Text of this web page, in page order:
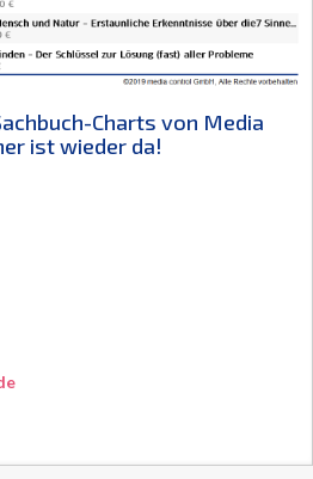
Charts von Media
ist wieder da!